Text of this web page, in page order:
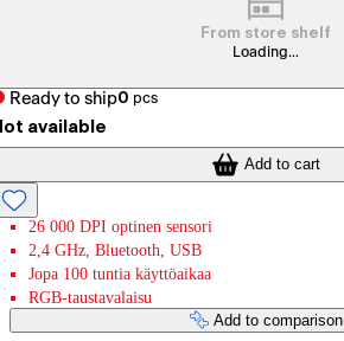
From store shelf
Loading...
Ready to ship0 pcs
available
Add to cart
26 000 DPI optinen sensori
2,4 GHz, Bluetooth, USB
Jopa 100 tuntia käyttöaikaa
RGB-taustavalaisu
Add to comparison